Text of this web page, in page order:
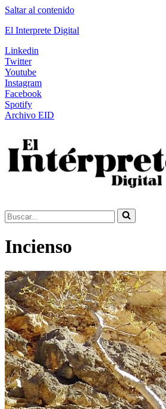
Saltar al contenido
El Interprete Digital
Linkedin
Twitter
Youtube
Instagram
Facebook
Spotify
Archivo EID
Buscar...
Incienso